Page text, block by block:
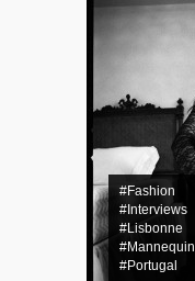
#Fashion
#Interviews
#Lisbonne
#Mannequin
#Portugal